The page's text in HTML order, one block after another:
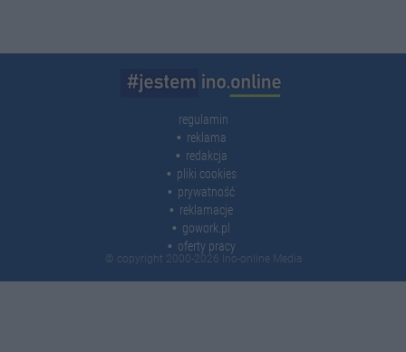
regulamin
reklama
redakcja
pliki cookies
prywatność
reklamacje
gowork.pl
oferty pracy
© copyright 2000-2026 Ino-online Media